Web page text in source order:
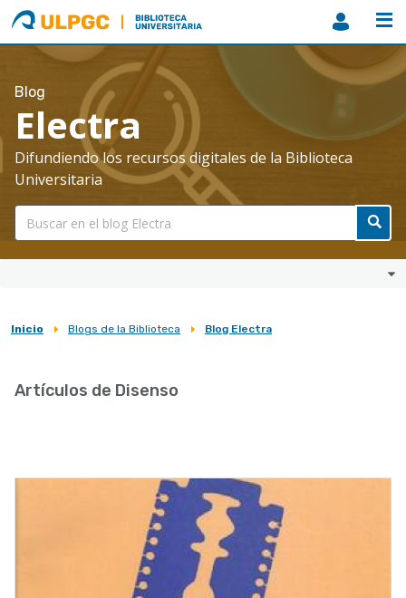
ULPGC
Biblioteca
ULPGC
Blog
Electra
Difundiendo los recursos digitales de la Biblioteca
Universitaria
Sobrescribir
de
la
Inicio Blogs de la Biblioteca Blog Electra
Artículos de Disenso